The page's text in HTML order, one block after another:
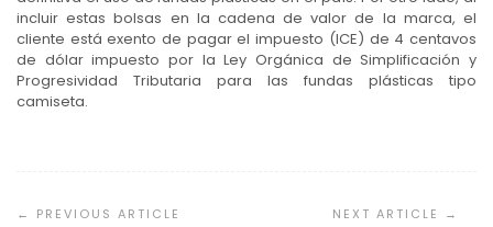
incluir estas bolsas en la cadena de valor de la marca, el
cliente está exento de pagar el impuesto (ICE) de 4 centavos
de dólar impuesto por la Ley Orgánica de Simplificación y
Progresividad Tributaria para las fundas plásticas tipo
camiseta.
de